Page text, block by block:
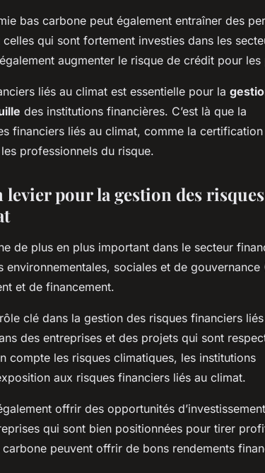
bas carbone peut également entraîner des
qui sont fortement investies dans les
augmenter le risque de crédit pour les
liés au climat est essentielle pour la
des institutions financières. C’est là que la
financiers liés au climat, comme la certification
professionnels du risque.
pour la gestion des risques
de plus en plus important dans le secteur
sociales et de gouvernance
et de financement.
clé dans la gestion des risques financiers
des entreprises et des projets qui sont
compte les risques climatiques, les institutions
aux risques financiers liés au climat.
offrir des opportunités d’investissement
qui sont bien positionnées pour tirer
peuvent offrir de bons rendements